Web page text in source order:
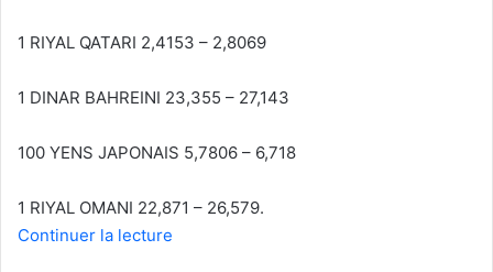
1 RIYAL QATARI 2,4153 – 2,8069
1 DINAR BAHREINI 23,355 – 27,143
100 YENS JAPONAIS 5,7806 – 6,718
1 RIYAL OMANI 22,871 – 26,579.
Continuer la lecture